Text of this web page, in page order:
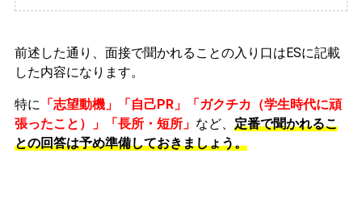
前述した通り、面接で聞かれることの入り口はESに記載
した内容になります。
特に 「志望動機」「自己PR」「ガクチカ（学生時代に頑
張ったこと）」「長所・短所」 など、 定番で聞かれるこ
との回答は予め準備しておきましょう。